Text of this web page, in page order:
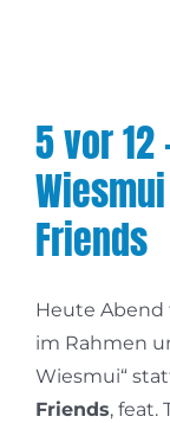
5 vor 12
Friends
Heute Abend
im Rahmen
Wiesmui“
Friends, feat.